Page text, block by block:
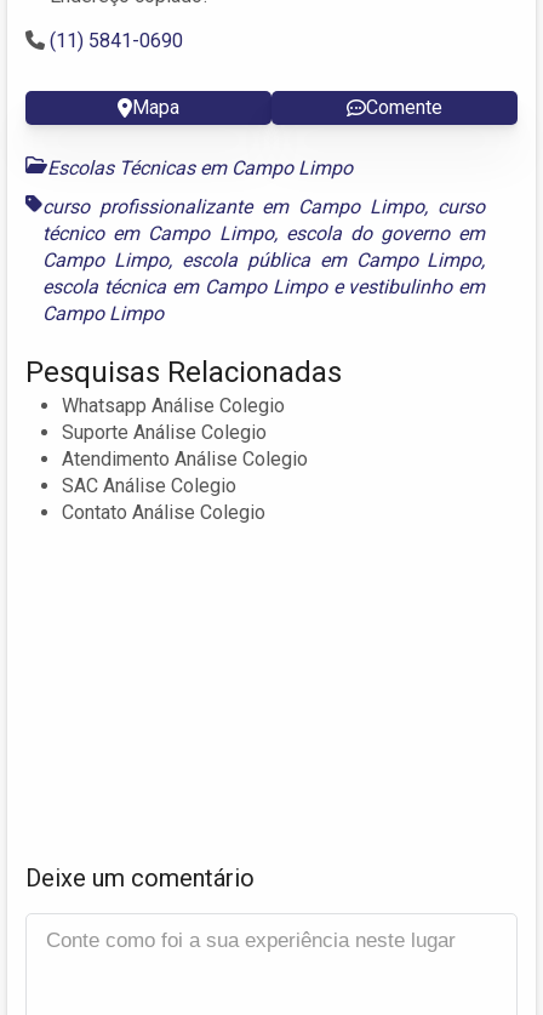
(11) 5841-0690
Mapa Comente
Escolas Técnicas em Campo Limpo
curso profissionalizante em Campo Limpo, curso
técnico em Campo Limpo, escola do governo em
Campo Limpo, escola pública em Campo Limpo,
escola técnica em Campo Limpoe vestibulinho em
Campo Limpo
Pesquisas Relacionadas
Whatsapp Análise Colegio
Suporte Análise Colegio
Atendimento Análise Colegio
SAC Análise Colegio
Contato Análise Colegio
Deixe um comentário